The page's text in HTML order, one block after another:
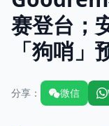
赛登台；
「狗哨」
分享： 微信